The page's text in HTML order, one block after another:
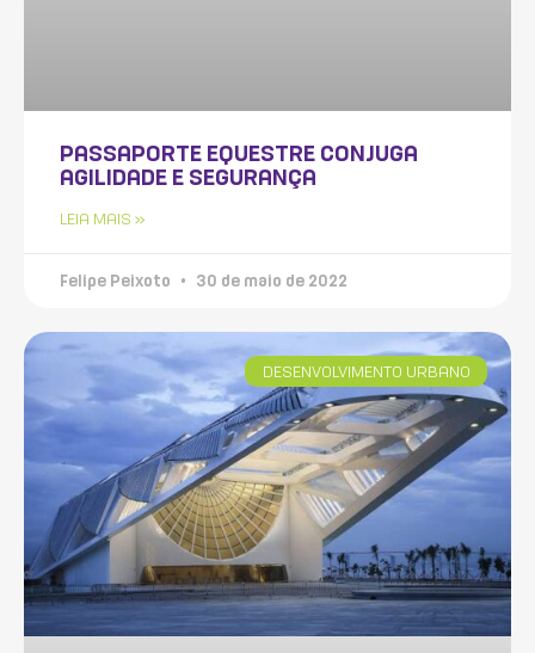
PASSAPORTE EQUESTRE CONJUGA
AGILIDADE E SEGURANÇA
LEIA MAIS »
Felipe Peixoto 30 de maio de 2022
DESENVOLVIMENTO URBANO